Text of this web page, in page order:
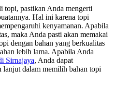
topi, pastikan Anda mengerti
Hal ini karena topi
kenyamanan. Apabila
maka Anda pasti akan memakai
dengan bahan yang berkualitas
lebih lama. Apabila Anda
Sirnajaya, Anda dapat
lanjut dalam memilih bahan topi